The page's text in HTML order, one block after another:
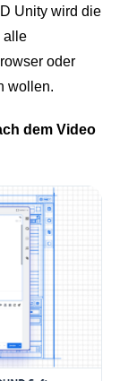
Unity wird die
alle
oder
wollen.
dem Video